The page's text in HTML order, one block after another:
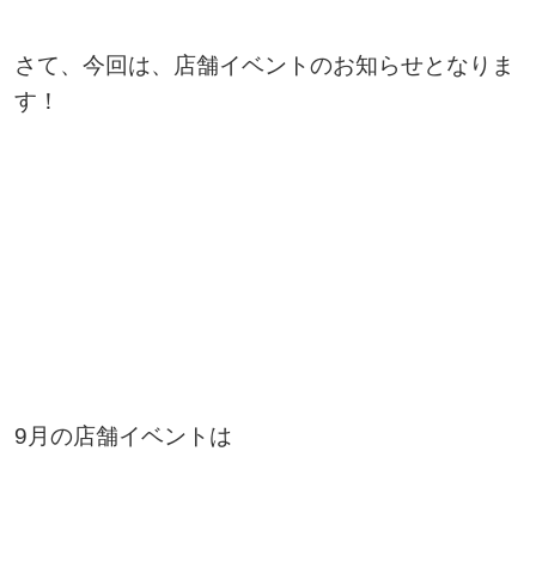
さて、今回は、店舗イベントのお知らせとなりま
す！
9月の店舗イベントは